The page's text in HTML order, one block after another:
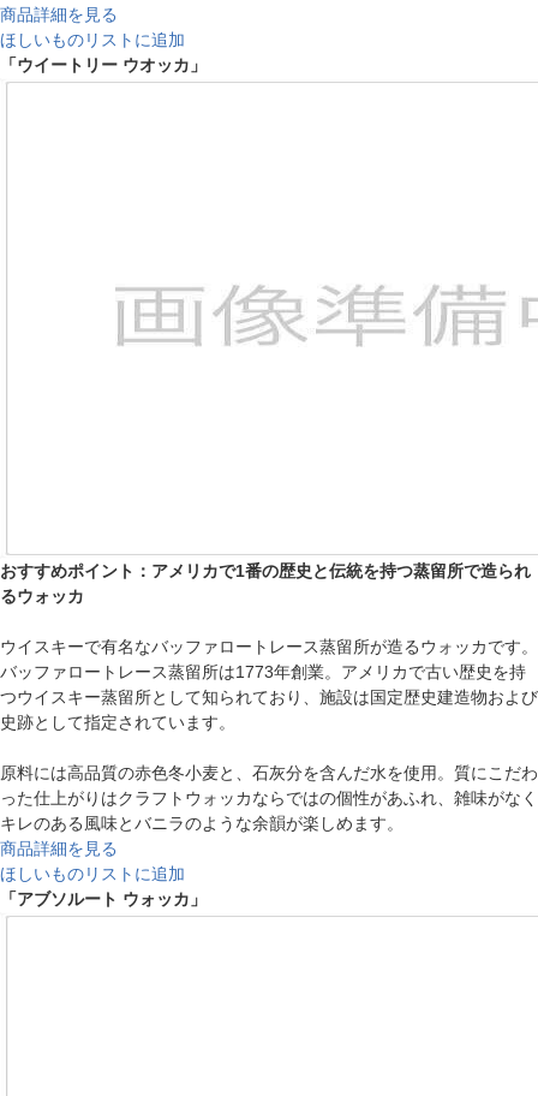
商品詳細を見る
ほしいものリストに追加
「ウイートリー ウオッカ」
おすすめポイント：アメリカで1番の歴史と伝統を持つ蒸留所で造られ
るウォッカ
ウイスキーで有名なバッファロートレース蒸留所が造るウォッカです。
バッファロートレース蒸留所は1773年創業。アメリカで古い歴史を持
つウイスキー蒸留所として知られており、施設は国定歴史建造物および
史跡として指定されています。
原料には高品質の赤色冬小麦と、石灰分を含んだ水を使用。質にこだわ
った仕上がりはクラフトウォッカならではの個性があふれ、雑味がなく
キレのある風味とバニラのような余韻が楽しめます。
商品詳細を見る
ほしいものリストに追加
「アブソルート ウォッカ」